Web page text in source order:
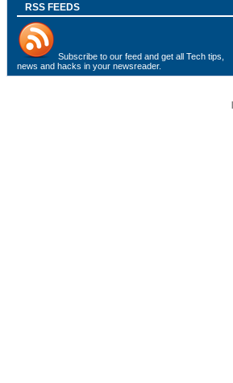
RSS FEEDS
Subscribe to our feed and get all Tech tips,
news and hacks in your newsreader.